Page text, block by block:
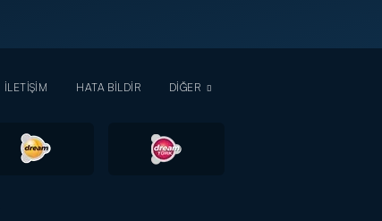
İLETİŞİM HATA BİLDİR DİĞER